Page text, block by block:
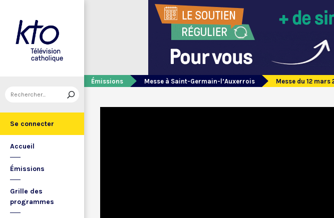
Se connecter
Accueil
Émissions
Grille des
programmes
Émissions Messe à Saint-Germain-l’Auxerrois Messe du 12